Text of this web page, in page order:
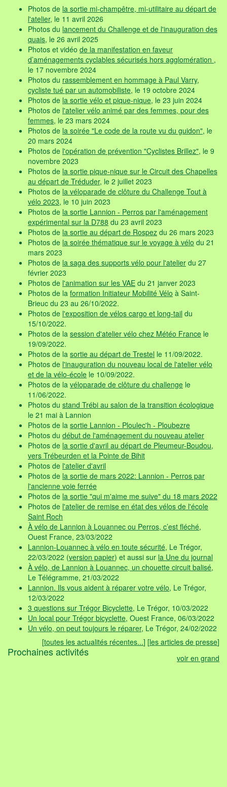
Photos de la sortie mi-champêtre, mi-utilitaire au départ de
l'atelier, le 11 avril 2026
Photos du lancement du Challenge et de l'inauguration des
quais , le 26 avril 2025
Photos et vidéo de la manifestation en faveur
d’aménagements cyclables sécurisés hors agglomération
le 17 novembre 2024
Photos du rassemblement en hommage à Paul Varry,
cycliste tué par un automobiliste, le 19 octobre 2024
Photos dela sortie vélo et pique-nique , le 23 juin 2024
Photos de l'atelier vélo animé par des femmes, pour des
femmes , le 23 mars 2024
Photos de la soirée "Le code de la route vu du guidon" , le
20 mars 2024
Photos de l'opération de prévention "Cyclistes Brillez" , le 9
novembre 2023
Photos de la sortie pique-nique sur le Circuit des Chapelles
au départ de Tréduder, le 2 juillet 2023
Photos dela véloparade de clôture du Challenge Tout à
vélo 2023 , le 10 juin 2023
Photos de la sortie Lannion - Perros par l'aménagement
expérimental sur la D788du 23 avril 2023
Photos dela sortie au départ de Rospez du 26 mars 2023
Photos de la soirée thématique sur le voyage à vélo du 21
mars 2023
Photos de la saga des supports vélo pour l'atelier du 27
février 2023
Photos de l'animation sur les VAE du 21 janver 2023
Photos de laformation Initiateur Mobilité Vélo à Saint-
Brieuc du 23 au 26/10/2022.
Photos de l'exposition de vélos cargo et long-tail du
15/10/2022.
Photos de la session d'atelier vélo chez Météo France le
19/09/2022.
Photos de la sortie au départ de Trestel le 11/09/2022.
Photos de l'inauguration du nouveau local de l'atelier vélo
et de la vélo-écolele 10/09/2022.
Photos de lavéloparade de clôture du challenge le
11/06/2022.
Photos du stand Trébi au salon de la transition écologique
le 21 mai à Lannion
Photos de la sortie Lannion - Ploulec'h - Ploubezre
Photos du début de l'aménagement du nouveau atelier
Photos de la sortie d'avril au départ de Pleumeur-Boudou,
vers Trébeurden et la Pointe de Bihit
Photos del'atelier d'avril
Photos de la sortie de mars 2022: Lannion - Perros par
l'ancienne voie ferrée
Photos dela sortie "qui m'aime me suive" du 18 mars 2022
Photos de l'atelier de remise en état des vélos de l'école
Saint Roch
À vélo de Lannion à Louannec ou Perros, c’est fléché
Ouest France, 23/03/2022
Lannion-Louannec à vélo en toute sécurité , Le Trégor,
22/03/2022 (version papier) et aussi surla Une du journal
À vélo, de Lannion à Louannec, un chouette circuit balisé,
Le Télégramme, 21/03/2022
Lannion. Ils vous aident à réparer votre vélo , Le Trégor,
12/03/2022
3 questions sur Trégor Bicyclette , Le Trégor, 10/03/2022
Un local pour Trégor bicyclette, Ouest France, 06/03/2022
Un vélo, on peut toujours le réparer, Le Trégor, 24/02/2022
[toutes les actualités récentes... ] [les articles de presse]
voir en grand
Prochaines activités